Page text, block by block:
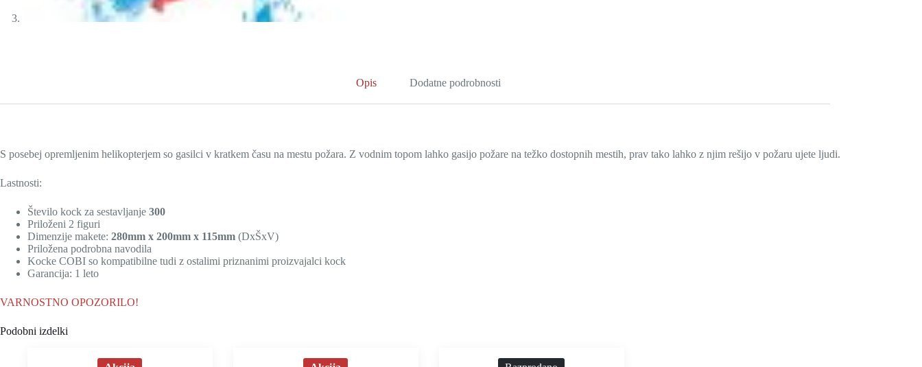
Opis Dodatne podrobnosti
S posebej opremljenim helikopterjem so gasilci v kratkem času na mestu požara. Z vodnim topom lahko gasijo požare na težko dostopnih mestih, prav tako lahko z njim rešijo v požaru ujete ljudi.
Lastnosti:
Število kock za sestavljanje 300
Priloženi 2 figuri
Dimenzije makete: 280mm x 200mm x 115mm (DxŠxV)
Priložena podrobna navodila
Kocke COBI so kompatibilne tudi z ostalimi priznanimi proizvajalci kock
Garancija: 1 leto
VARNOSTNO OPOZORILO!
Podobni izdelki